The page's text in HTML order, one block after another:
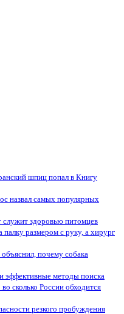
шпиц попал в Книгу
назвал самых популярных
служит здоровью питомцев
размером с руку, а хирург
почему собака
эффективные методы поиска
сколько России обходится
резкого пробуждения